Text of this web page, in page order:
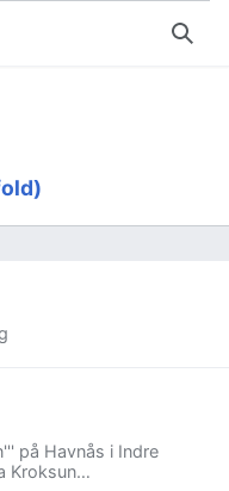
Søk
på Havnås i Indre
Kroksun…